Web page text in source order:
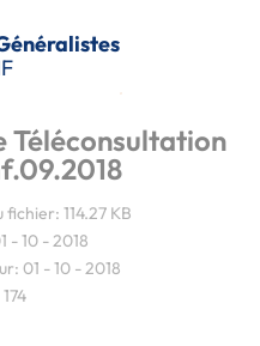
Téléconsultation
fichier: 114.27 KB
- 10 - 2018
01 - 10 - 2018